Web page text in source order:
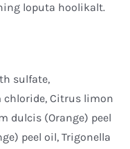
loputa hoolikalt.
sulfate,
chloride, Citrus limon
dulcis (Orange) peel
peel oil, Trigonella